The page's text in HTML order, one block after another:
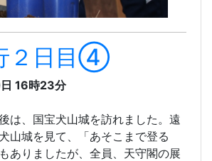
２日目④
16時23分
は、国宝犬山城を訪れました。遠
山城を見て、「あそこまで登る
ありましたが、全員、天守閣の展